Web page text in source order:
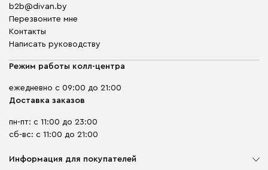
b2b@divan.by
Перезвоните мне
Контакты
Написать руководству
Режим работы колл-центра
ежедневно с 09:00 до 21:00
Доставка заказов
пн-пт: с 11:00 до 23:00
сб-вс: с 11:00 до 21:00
Информация для покупателей